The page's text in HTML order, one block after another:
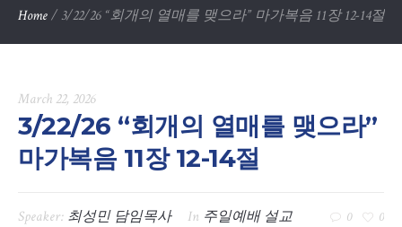
Home / 3/22/26 “회개의 열매를 맺으라” 마가복음 11장 12-14절
March 22, 2026
3/22/26 “회개의 열매를 맺으라”
마가복음 11장 12-14절
Speaker: 최성민 담임목사 In 주일예배 설교 0 0